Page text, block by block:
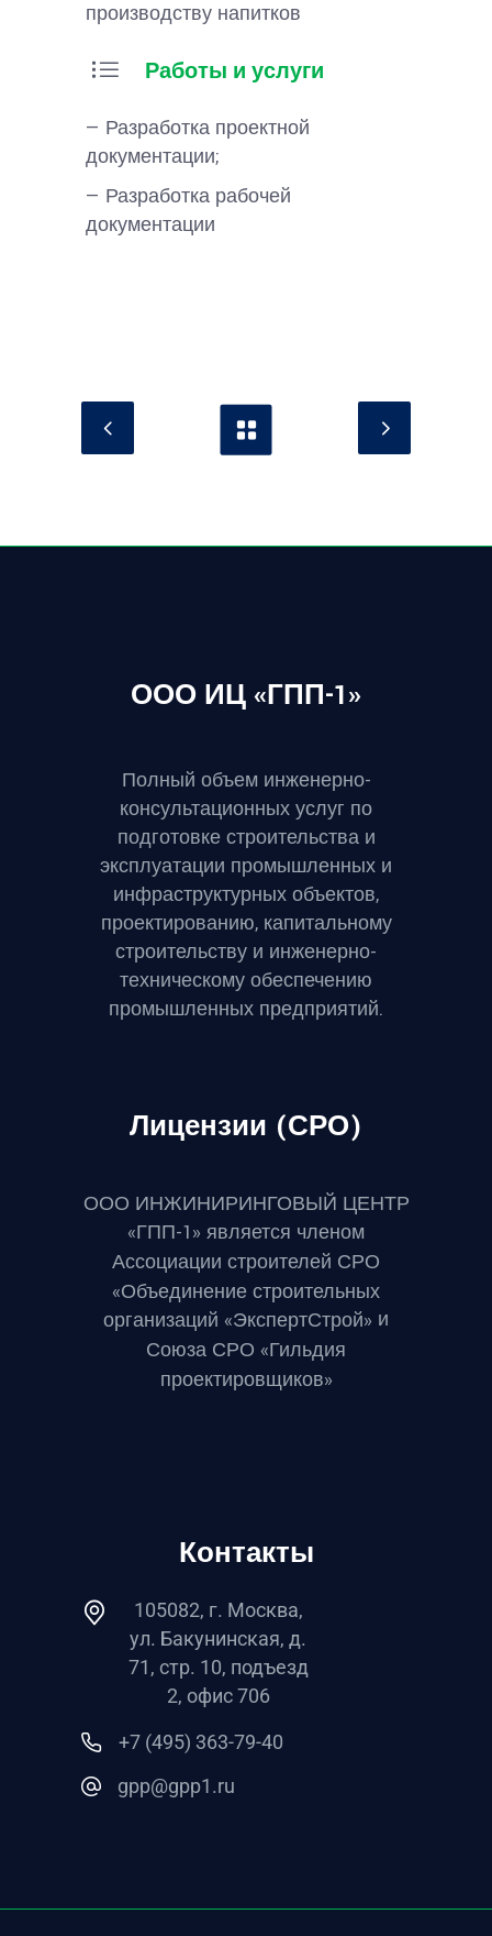
производству напитков
Работы и услуги
— Разработка проектной
документации;
— Разработка рабочей
документации
ООО ИЦ «ГПП-1»
Полный объем инженерно-
консультационных услуг по
подготовке строительства и
эксплуатации промышленных и
инфраструктурных объектов,
проектированию, капитальному
строительству и инженерно-
техническому обеспечению
промышленных предприятий.
Лицензии (СРО)
ООО ИНЖИНИРИНГОВЫЙ ЦЕНТР
«ГПП-1» является членом
Ассоциации строителей СРО
«Объединение строительных
организаций «ЭкспертСтрой» и
Союза СРО «Гильдия
проектировщиков»
Контакты
105082, г. Москва,
ул. Бакунинская, д.
71, стр. 10, подъезд
2, офис 706
+7 (495) 363-79-40
gpp@gpp1.ru